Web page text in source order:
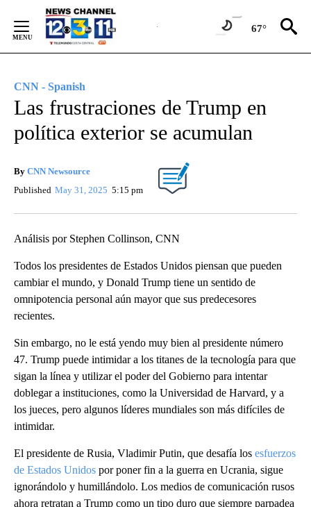
Content
67°
CNN - Spanish
Las frustraciones de Trump en
política exterior se acumulan
By CNN Newsource
Published May 31, 2025 5:15 pm
Análisis por Stephen Collinson, CNN
Todos los presidentes de Estados Unidos piensan que pueden
cambiar el mundo, y Donald Trump tiene un sentido de
omnipotencia personal aún mayor que sus predecesores
recientes.
Sin embargo, no le está yendo muy bien al presidente número
47. Trump puede intimidar a los titanes de la tecnología para que
sigan la línea y utilizar el poder del Gobierno para intentar
doblegar a instituciones, como la Universidad de Harvard, y a
los jueces, pero algunos líderes mundiales son más difíciles de
intimidar.
El presidente de Rusia, Vladimir Putin, que desafía los esfuerzos
de Estados Unidos por poner fin a la guerra en Ucrania, sigue
ignorándolo y humillándolo. Los medios de comunicación rusos
ahora retratan a Trump como un tipo duro que siempre parpadea